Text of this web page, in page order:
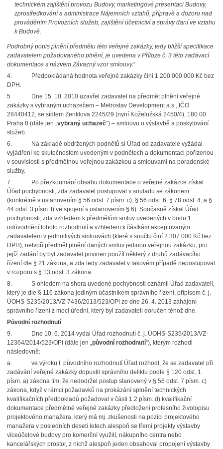
technickém zajištění provozu Budovy, marketingové presentaci Budovy,
zprostředkování a administrace Nájemních vztahů, přípravě a dozoru nad
prováděním Provozních služeb, zajištění účetnictví a správy daní ve vztahu
k Budově.
Podrobný popis plnění předmětu této veřejné zakázky, tedy bližší specifikace
zadavatelem požadovaného plnění, je uvedena v Příloze č. 3 této zadávací
dokumentace s názvem Závazný vzor smlouvy.“
4.
Předpokládaná hodnota veřejné zakázky činí 1 200 000 000 Kč bez
DPH.
5.
Dne 15. 10. 2010 uzavřel zadavatel na předmět plnění veřejné
zakázky s vybraným uchazečem – Metrostav Development a.s., IČO
28440412, se sídlem Zenklova 2245/29 (nyní Koželužská 2450/4), 180 00
Praha 8 (dále jen „vybraný uchazeč“) – smlouvu o výstavbě a poskytování
služeb.
6.
Na základě obdržených podnětů si Úřad od zadavatele vyžádal
vyjádření ke skutečnostem uvedeným v podnětech a dokumentaci pořízenou
v souvislosti s předmětnou veřejnou zakázkou a smlouvami na poradenské
služby.
7.
Po přezkoumání obsahu dokumentace o veřejné zakázce získal
Úřad pochybnosti, zda zadavatel postupoval v souladu se zákonem
(konkrétně s ustanovením § 56 odst. 7 písm. c), § 56 odst. 6, § 78 odst. 4, a §
44 odst. 3 písm. f) ve spojení s ustanovením § 6). Současně získal Úřad
pochybnosti, zda vzhledem k předmětům smluv uvedených v bodu 1.
odůvodnění tohoto rozhodnutí a vzhledem k částkám akceptovaným
zadavatelem v jednotlivých smlouvách (které v součtu činí 2 307 000 Kč bez
DPH), netvoří předmět plnění daných smluv jedinou veřejnou zakázku, pro
jejíž zadání by byl zadavatel povinen použít některý z druhů zadávacího
řízení dle § 21 zákona, a zda tedy zadavatel v takovém případě nepostupoval
v rozporu s § 13 odst. 3 zákona.
8.
S ohledem na shora uvedené pochybnosti oznámil Úřad zadavateli,
který je dle § 116 zákona jediným účastníkem správního řízení, přípisem č. j.
ÚOHS-S235/2013/VZ-7436/2013/523/OPi ze dne 26. 4. 2013 zahájení
správního řízení z moci úřední, který byl zadavateli doručen téhož dne.
Původní rozhodnutí
9.
Dne 10. 6. 2014 vydal Úřad rozhodnutí č. j. ÚOHS-S235/2013/VZ-
12364/2014/523/OPi (dále jen „původní rozhodnutí“), kterým rozhodl
následovně:
a.
ve výroku I. původního rozhodnutí Úřad rozhodl, že se zadavatel při
zadávání veřejné zakázky dopustil správního deliktu podle § 120 odst. 1
písm. a) zákona tím, že nedodržel postup stanovený v § 56 odst. 7 písm. c)
zákona, když v rámci požadavků na prokázání splnění technických
kvalifikačních předpokladů požadoval v části 1.2 písm. d) kvalifikační
dokumentace předmětné veřejné zakázky předložení profesního životopisu
projektového manažera, který má mj. zkušenosti na pozici projektového
manažera v posledních deseti letech alespoň se třemi projekty výstavby
víceúčelové budovy pro komerční využití, nákupního centra nebo
kancelářských prostor, z nichž alespoň jeden obsahoval propojení výstavby